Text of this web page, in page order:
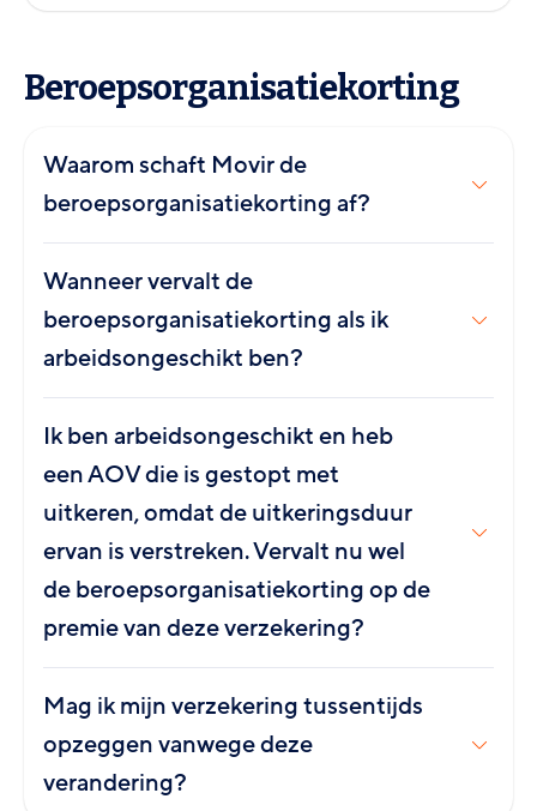
Beroepsorganisatiekorting
Waarom schaft Movir de
beroepsorganisatiekorting af?
Wanneer vervalt de
beroepsorganisatiekorting als ik
arbeidsongeschikt ben?
Ik ben arbeidsongeschikt en heb
een AOV die is gestopt met
uitkeren, omdat de uitkeringsduur
ervan is verstreken. Vervalt nu wel
de beroepsorganisatiekorting op de
premie van deze verzekering?
Mag ik mijn verzekering tussentijds
opzeggen vanwege deze
verandering?